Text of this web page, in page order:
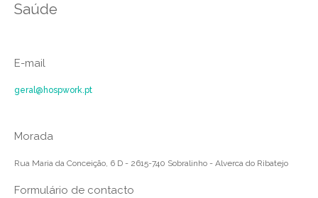
Saúde
E-mail
geral@hospwork.pt
Morada
Rua Maria da Conceição, 6 D - 2615-740 Sobralinho - Alverca do Ribatejo
Formulário de contacto